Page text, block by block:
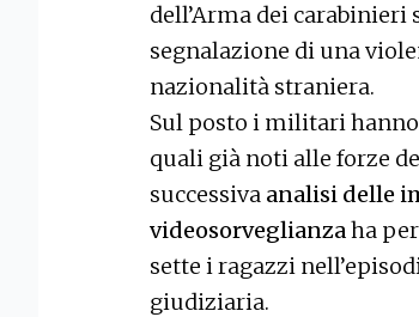
dell’Arma dei
segnalazione di una
nazionalità straniera.
Sul posto i militari
quali già noti alle forze
successiva analisi delle
videosorveglianzaha
sette i ragazzi
giudiziaria.